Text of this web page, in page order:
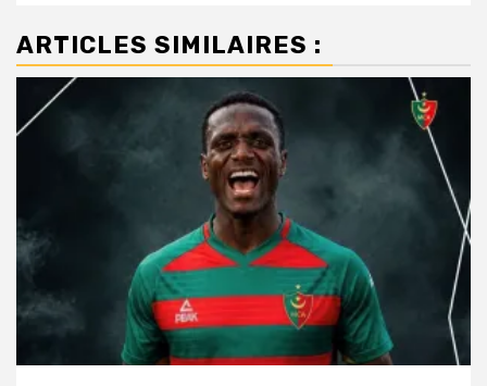
ARTICLES SIMILAIRES :